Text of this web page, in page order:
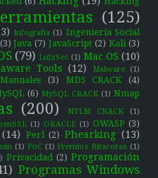
(125)
Infografía (1) Ingeniería Social
(3) Java (7) JavaScript (2) Kali (3)
(79) LulzSec (1) Mac OS (10)
Tools (12) Malware (1)
Manuales (3) MD5 CRACK (4)
(6) MySQL CRACK (1) Nmap
(200) NTLM CRACK (1)
(1) ORACLE (1) OWASP (3)
(14) Perl (2) Phearking (13)
(1) PoC (1) Premios Bitacoras (1)
Privacidad (2) Programación
Programas Windows